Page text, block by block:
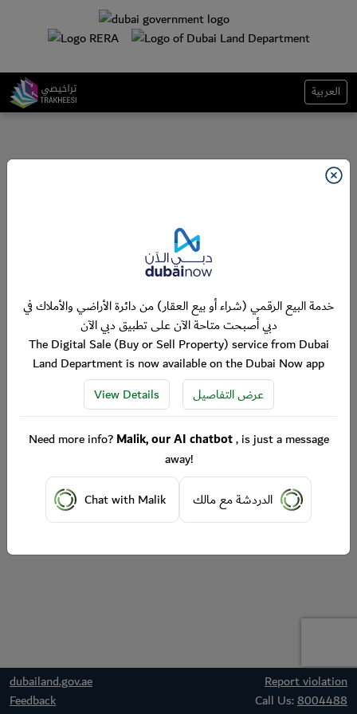
العربية
dubailand.gov.ae
Report violation
Feedback
Call Us:8004488
خدمة البيع الرقمي (شراء أو بيع العقار) من دائرة الأراضي والأملاك في
دبي أصبحت متاحة الآن على تطبيق دبي الآن
The Digital Sale (Buy or Sell Property) service from Dubai
Land Department is now available on the Dubai Now app
View Details
عرض التفاصيل
Need more info?Malik, our AI chatbot, is just a message
away!
Chat with Malik
الدردشة مع مالك